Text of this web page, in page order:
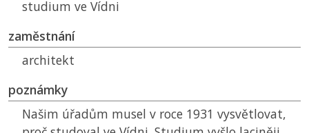
studium ve Vídni
zaměstnání
architekt
poznámky
Našim úřadům musel v roce 1931 vysvětlovat,